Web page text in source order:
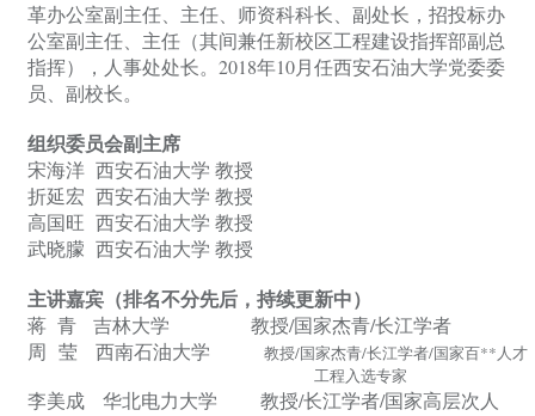
革办公室副主任、主任、师资科科长、副处长，招投标办
公室副主任、主任（其间兼任新校区工程建设指挥部副总
指挥），人事处处长。2018年10月任西安石油大学党委委
员、副校长。
组织委员会副主席
宋海洋 西安石油大学 教授
折延宏 西安石油大学 教授
高国旺 西安石油大学 教授
武晓朦 西安石油大学 教授
主讲嘉宾（排名不分先后，持续更新中）
蒋 青 吉林大学 教授/国家杰青/长江学者
周 莹 西南石油大学 教授/国家杰青/长江学者/国家百**人才
工程入选专家
李美成 华北电力大学 教授/长江学者/国家高层次人